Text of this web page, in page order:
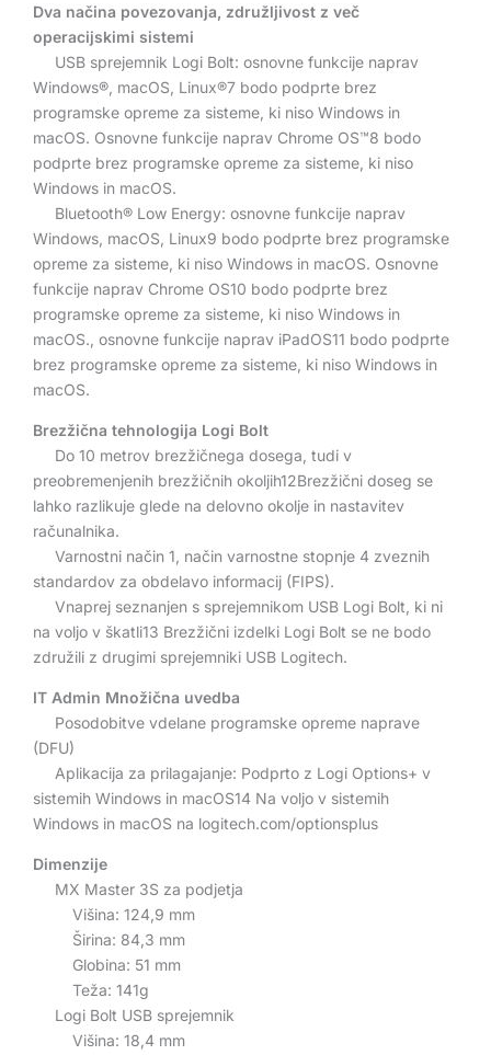
Dva načina povezovanja, združljivost z več
operacijskimi sistemi
USB sprejemnik Logi Bolt: osnovne funkcije naprav
Windows®, macOS, Linux®7 bodo podprte brez
programske opreme za sisteme, ki niso Windows in
macOS. Osnovne funkcije naprav Chrome OS™8 bodo
podprte brez programske opreme za sisteme, ki niso
Windows in macOS.
Bluetooth® Low Energy: osnovne funkcije naprav
Windows, macOS, Linux9 bodo podprte brez programske
opreme za sisteme, ki niso Windows in macOS. Osnovne
funkcije naprav Chrome OS10 bodo podprte brez
programske opreme za sisteme, ki niso Windows in
macOS., osnovne funkcije naprav iPadOS11 bodo podprte
brez programske opreme za sisteme, ki niso Windows in
macOS.
Brezžična tehnologija Logi Bolt
Do 10 metrov brezžičnega dosega, tudi v
preobremenjenih brezžičnih okoljih12Brezžični doseg se
lahko razlikuje glede na delovno okolje in nastavitev
računalnika.
Varnostni način 1, način varnostne stopnje 4 zveznih
standardov za obdelavo informacij (FIPS).
Vnaprej seznanjen s sprejemnikom USB Logi Bolt, ki ni
na voljo v škatli13 Brezžični izdelki Logi Bolt se ne bodo
združili z drugimi sprejemniki USB Logitech.
IT Admin Množična uvedba
Posodobitve vdelane programske opreme naprave
(DFU)
Aplikacija za prilagajanje: Podprto z Logi Options+ v
sistemih Windows in macOS14 Na voljo v sistemih
Windows in macOS na logitech.com/optionsplus
Dimenzije
MX Master 3S za podjetja
Višina: 124,9 mm
Širina: 84,3 mm
Globina: 51 mm
Teža: 141g
Logi Bolt USB sprejemnik
Višina: 18,4 mm